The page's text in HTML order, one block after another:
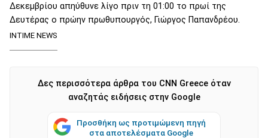
Δεκεμβρίου απηύθυνε λίγο πριν τη 01:00 το πρωί της
Δευτέρας ο πρώην πρωθυπουργός, Γιώργος Παπανδρέου.
INTIME NEWS
Δες περισσότερα άρθρα του CNN Greece όταν
αναζητάς ειδήσεις στην Google
Προσθήκη ως προτιμώμενη πηγή
στα αποτελέσματα Google